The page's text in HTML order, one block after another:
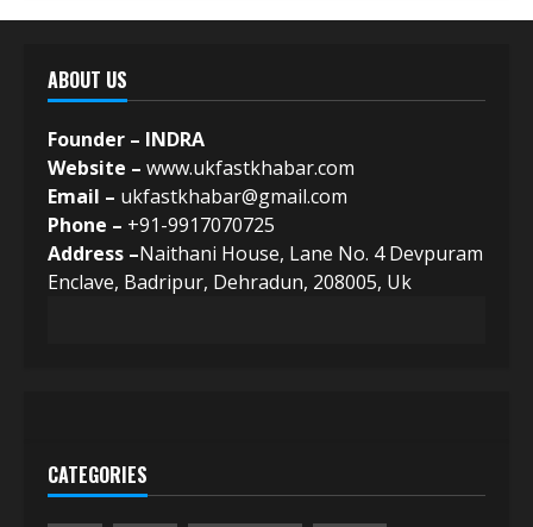
ABOUT US
Founder – INDRA
Website – www.ukfastkhabar.com
Email – ukfastkhabar@gmail.com
Phone – +91-9917070725
Address –Naithani House, Lane No. 4 Devpuram
Enclave, Badripur, Dehradun, 208005, Uk
CATEGORIES